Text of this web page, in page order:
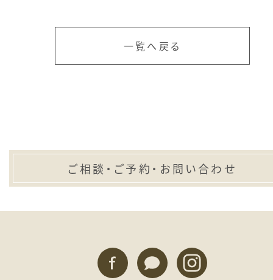
一覧へ戻る
ご相談・ご予約・お問い合わせ